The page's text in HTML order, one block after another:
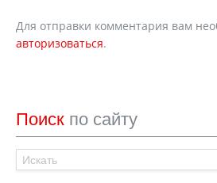
Для отправки комментария вам
авторизоваться.
Поиск по сайту